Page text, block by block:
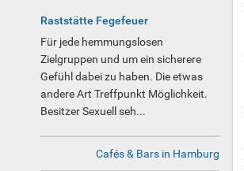
Raststätte Fegefeuer
Für jede hemmungslosen
Zielgruppen und um ein sicherere
Gefühl dabei zu haben. Die etwas
andere Art Treffpunkt Möglichkeit.
Besitzer Sexuell seh...
Cafés & Bars in Hamburg